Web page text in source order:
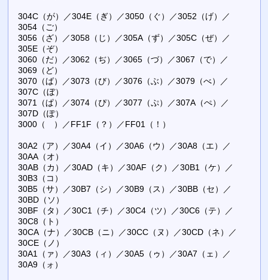
304C（が）／304E（ぎ）／3050（ぐ）／3052（げ）／
3054（ご）
3056（ざ）／3058（じ）／305A（ず）／305C（ぜ）／
305E（ぞ）
3060（だ）／3062（ぢ）／3065（づ）／3067（で）／
3069（ど）
3070（ば）／3073（び）／3076（ぶ）／3079（べ）／
307C（ぼ）
3071（ぱ）／3074（ぴ）／3077（ぷ）／307A（ぺ）／
307D（ぽ）
3000（ ）／FF1F（？）／FF01（！）
30A2（ア）／30A4（イ）／30A6（ウ）／30A8（エ）／
30AA（オ）
30AB（カ）／30AD（キ）／30AF（ク）／30B1（ケ）／
30B3（コ）
30B5（サ）／30B7（シ）／30B9（ス）／30BB（セ）／
30BD（ソ）
30BF（タ）／30C1（チ）／30C4（ツ）／30C6（テ）／
30C8（ト）
30CA（ナ）／30CB（ニ）／30CC（ヌ）／30CD（ネ）／
30CE（ノ）
30A1（ァ）／30A3（ィ）／30A5（ゥ）／30A7（ェ）／
30A9（ォ）